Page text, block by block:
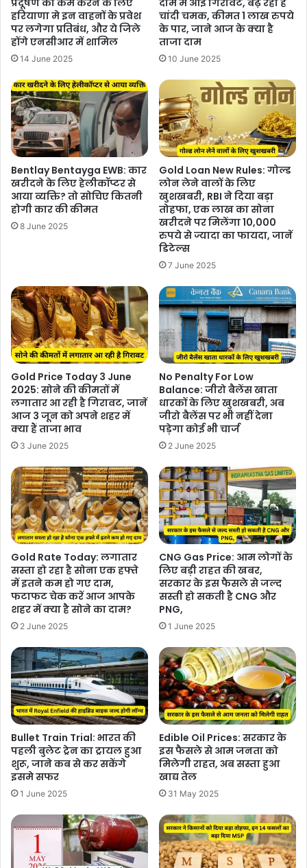
प्रदूषण को कम करने के लिए
हरियाणा मे इन वाहनों के प्रवेश
पर लगेगा प्रतिबंध, और ये जिले
होंगे एनसीआर में शामिल
14 June 2025
दाम मे आई गिरावट, बढ़ रही है
चांदी चमक, कीमत 1 लाख रुपये
के पार, जाने आज के क्या है
ताजा दाम
10 June 2025
Bentlay Bentayga EWB: कार
खरीदने के लिए हेलीकॉप्टर से
आया व्यक्ति? तो सोचिए कितनी
होगी कार की कीमत
8 June 2025
Gold Loan New Rules: गोल्ड
लोन लेने वालों के लिए
खुशखबरी, RBI ने दिया बड़ा
तोहफा, एक लाख का सोना
खरीदने पर मिलेंगा 10,000
रुपये से ज्यादा का फायदा, जानें
डिटेल्स
7 June 2025
Gold Price Today 3 June
2025: सोने की कीमतों में
लगातार आ रही है गिरावट, जानें
आज 3 जून को अपने शहर में
क्या हैं ताजा भाव
3 June 2025
No Penalty For Low
Balance: जीरो बैलेंस खाता
धारकों के लिए खुशखबरी, अब
जीरो बैलेंस पर भी नहीं देना
पड़ेगा कोई भी चार्ज
2 June 2025
Gold Rate Today: लगातार
सस्ता हो रहा है सोना एक हफ्ते
में इतने कम हो गए दाम,
फटाफट चेक करें आज आपके
शहर में क्या है सोने का दाम?
2 June 2025
CNG Gas Price: आम लोगों के
लिए बड़ी राहत की खबर,
सरकार के इस फैसले से जल्द
सस्ती हो सकती है CNG और
PNG,
1 June 2025
Bullet Train Trial: भारत की
पहली बुलेट ट्रेन का ट्रायल हुआ
शुरू, जाने कब से कर सकेंगे
इसमे सफर
1 June 2025
Edible Oil Prices: सरकार के
इस फैसले से आम जनता को
मिलेगी राहत, अब सस्ता हुआ
खाद्य तेल
31 May 2025